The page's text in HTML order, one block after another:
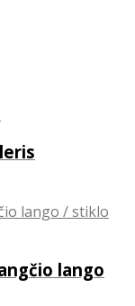
lango